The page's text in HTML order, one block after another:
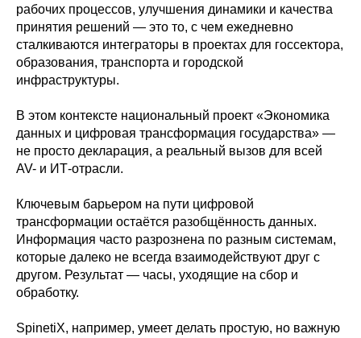
рабочих процессов, улучшения динамики и качества
принятия решений — это то, с чем ежедневно
сталкиваются интеграторы в проектах для госсектора,
образования, транспорта и городской
инфраструктуры.
В этом контексте национальный проект «Экономика
данных и цифровая трансформация государства» —
не просто декларация, а реальный вызов для всей
AV- и ИТ-отрасли.
Ключевым барьером на пути цифровой
трансформации остаётся разобщённость данных.
Информация часто разрознена по разным системам,
которые далеко не всегда взаимодействуют друг с
другом. Результат — часы, уходящие на сбор и
обработку.
SpinetiX, например, умеет делать простую, но важную